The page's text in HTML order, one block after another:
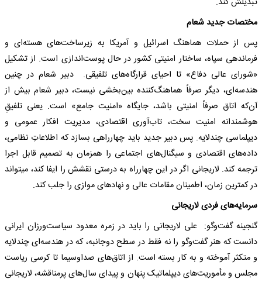
مختصات جدید شعام
پس از حملات هماهنگ اسرائیل و آمریکا به زیرساخت‌های هسته‌ای و
فرماندهی سپاه، ساختار امنیتی کشور در حال پوست‌اندازی است. از تشکیل
«شورای عالی دفاع» تا احیای قرارگاه‌های تلفیقی. دبیر شعام در چنین
هندسه‌ای، دیگر صرفاً هماهنگ‌کننده بین‌بخشی نیست، دبیر شعام بیش از
آن‌که اتاق صرفاً امنیتی باشد، جایگاه «امنیت جامع» است. یعنی تلفیقِ
هوشمندانه‌‌ امنیت سخت، تاب‌آوری اقتصادی، مدیریت افکار عمومی و
دیپلماسی چندلایه. پس دبیر جدید باید چهارراهی بسازد که اطلاعاتِ نظامی،
داده‌های اقتصادی و سیگنال‌های اجتماعی را همزمان به تصمیم قابل اجرا
ترجمه کند. لاریجانی اگر در این چهارراه به درستی نقشش را ایفا کند، می‎تواند
در کمترین زمان، اطمینان مقامات عالی و نهادهای موازی را جلب کند.
سرمایه‌های فردی لاریجانی
گنجینه گفت‌وگو: علی لاریجانی را باید در زمره‌ معدود سیاست‌ورزان ایرانی
دانست که هنر گفت‌وگو را نه فقط در سطح دوجانبه، که در هندسه‌ای چندلایه
و متکثر آموخته و به کار بسته است. از اتاق‌های صداوسیما تا کرسی ریاست
مجلس و مأموریت‌های دیپلماتیک پنهان و پیدای سال‌های پرمناقشه، لاریجانی